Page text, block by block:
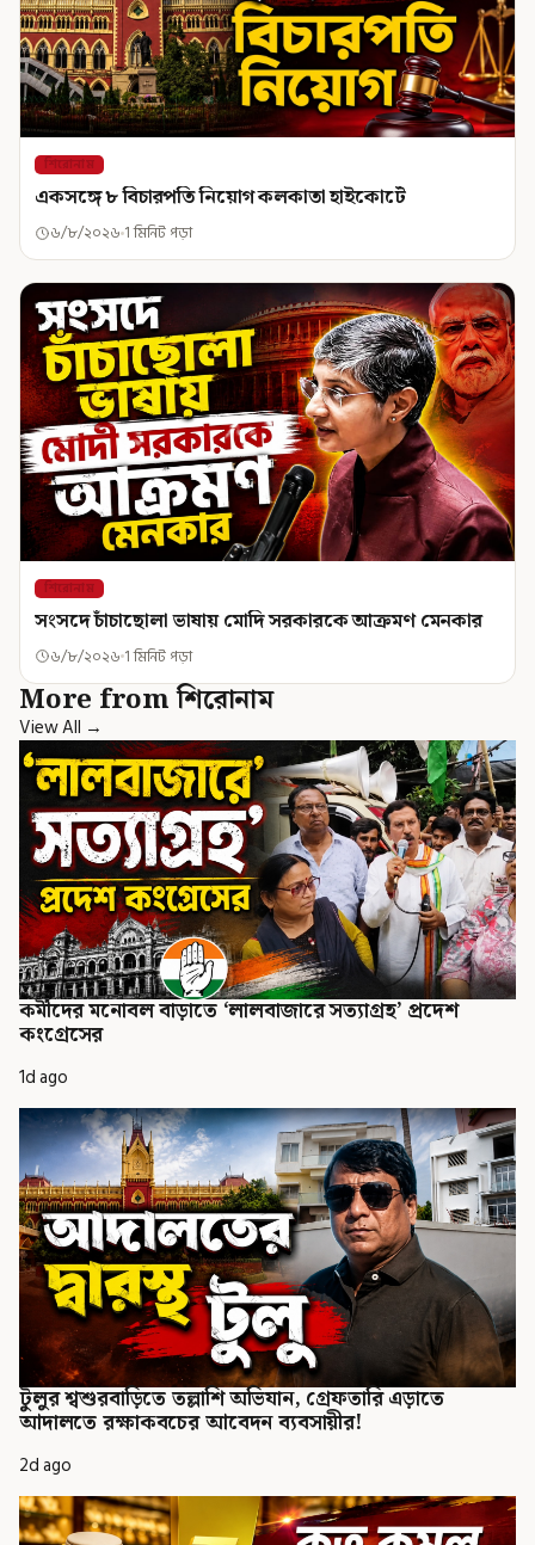
শিরোনাম
একসঙ্গে ৮ বিচারপতি নিয়োগ কলকাতা হাইকোর্টে
৬/৮/২০২৬ 1 মিনিট পড়া
শিরোনাম
সংসদে চাঁচাছোলা ভাষায় মোদি সরকারকে আক্রমণ মেনকার
৬/৮/২০২৬ 1 মিনিট পড়া
More from শিরোনাম
View All →
কর্মীদের মনোবল বাড়াতে ‘লালবাজারে সত্যাগ্রহ’ প্রদেশ
কংগ্রেসের
1d ago
টুলুর শ্বশুরবাড়িতে তল্লাশি অভিযান, গ্রেফতারি এড়াতে
আদালতে রক্ষাকবচের আবেদন ব্যবসায়ীর!
2d ago